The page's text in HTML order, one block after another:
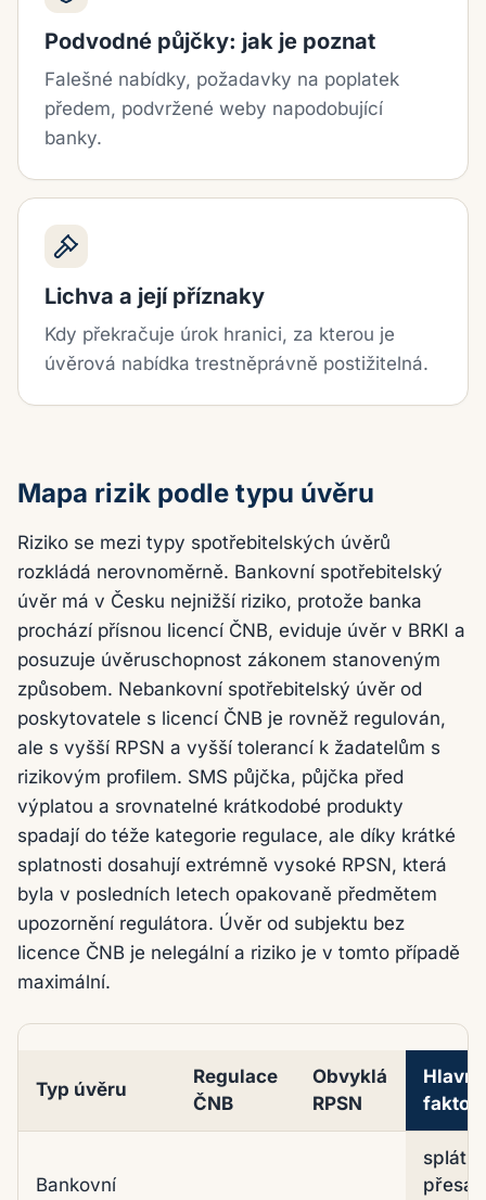
Podvodné půjčky: jak je poznat
Falešné nabídky, požadavky na poplatek
předem, podvržené weby napodobující
banky.
Lichva a její příznaky
Kdy překračuje úrok hranici, za kterou je
úvěrová nabídka trestněprávně postižitelná.
Mapa rizik podle typu úvěru
Riziko se mezi typy spotřebitelských úvěrů
rozkládá nerovnoměrně. Bankovní spotřebitelský
úvěr má v Česku nejnižší riziko, protože banka
prochází přísnou licencí ČNB, eviduje úvěr v BRKI a
posuzuje úvěruschopnost zákonem stanoveným
způsobem. Nebankovní spotřebitelský úvěr od
poskytovatele s licencí ČNB je rovněž regulován,
ale s vyšší RPSN a vyšší tolerancí k žadatelům s
rizikovým profilem. SMS půjčka, půjčka před
výplatou a srovnatelné krátkodobé produkty
spadají do téže kategorie regulace, ale díky krátké
splatnosti dosahují extrémně vysoké RPSN, která
byla v posledních letech opakovaně předmětem
upozornění regulátora. Úvěr od subjektu bez
licence ČNB je nelegální a riziko je v tomto případě
maximální.
Typ úvěru
Regulace
ČNB
Obvyklá
RPSN
faktor
Bankovní